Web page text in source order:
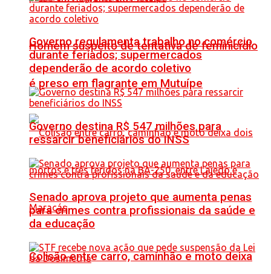
Homem suspeito de tentativa de feminicídio
é preso em flagrante em Mutuípe
Colisão entre carro, caminhão e moto deixa
Governo regulamenta trabalho no comércio
durante feriados; supermercados
dependerão de acordo coletivo
Governo destina R$ 547 milhões para
ressarcir beneficiários do INSS
Senado aprova projeto que aumenta penas
para crimes contra profissionais da saúde e
da educação